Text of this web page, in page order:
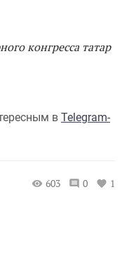
конгресса татар
в Telegram-
603 0 1